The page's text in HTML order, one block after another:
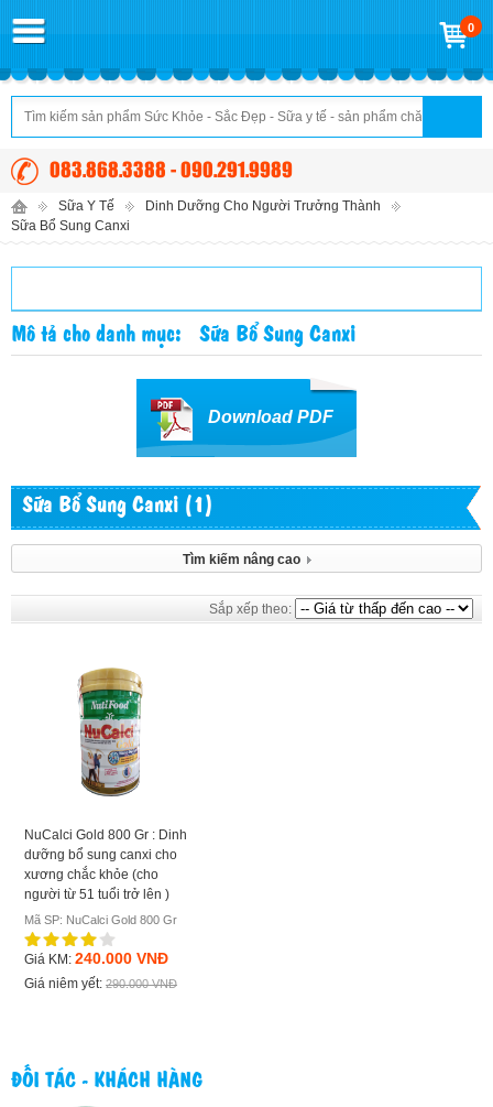
0
083.868.3388 - 090.291.9989
Sữa Y Tế
Dinh Dưỡng Cho Người Trưởng Thành
Sữa Bổ Sung Canxi
Mô tả cho danh mục: Sữa Bổ Sung Canxi
Download PDF
Sữa Bổ Sung Canxi (1)
Tìm kiếm nâng cao
Sắp xếp theo:
NuCalci Gold 800 Gr : Dinh
dưỡng bổ sung canxi cho
xương chắc khỏe (cho
người từ 51 tuổi trở lên )
Mã SP: NuCalci Gold 800 Gr
Giá KM: 240.000 VNĐ
Giá niêm yết: 290.000 VNĐ
ĐỐI TÁC - KHÁCH HÀNG